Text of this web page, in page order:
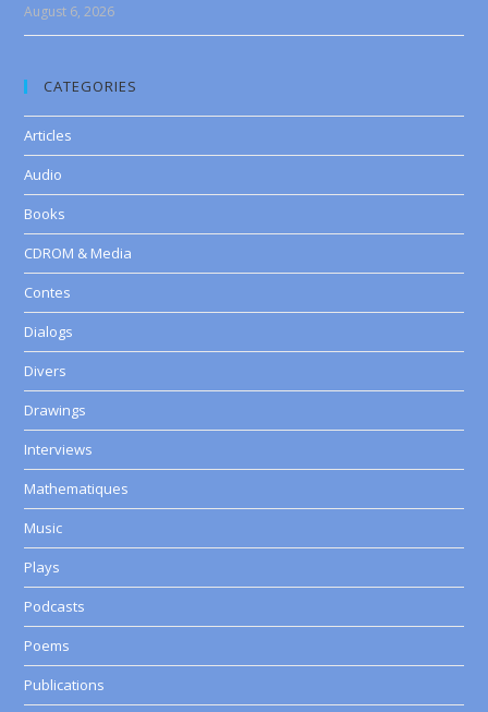
August 6, 2026
CATEGORIES
Articles
Audio
Books
CDROM & Media
Contes
Dialogs
Divers
Drawings
Interviews
Mathematiques
Music
Plays
Podcasts
Poems
Publications